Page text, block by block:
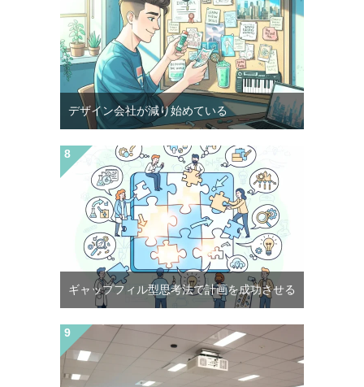
デザイン会社が減り始めている
ギャップフィル型思考法で計画を成功させる